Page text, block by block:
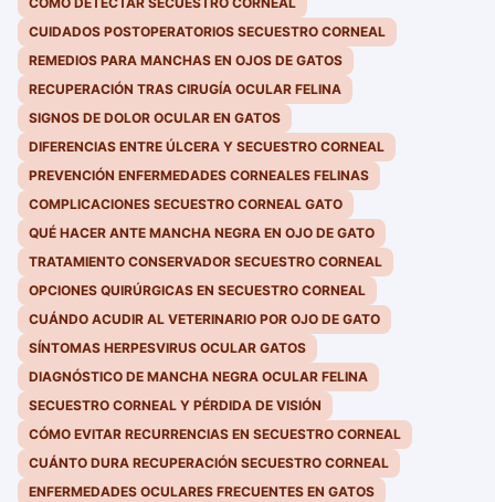
CUIDADOS POSTOPERATORIOS SECUESTRO CORNEAL
REMEDIOS PARA MANCHAS EN OJOS DE GATOS
RECUPERACIÓN TRAS CIRUGÍA OCULAR FELINA
SIGNOS DE DOLOR OCULAR EN GATOS
DIFERENCIAS ENTRE ÚLCERA Y SECUESTRO CORNEAL
PREVENCIÓN ENFERMEDADES CORNEALES FELINAS
COMPLICACIONES SECUESTRO CORNEAL GATO
QUÉ HACER ANTE MANCHA NEGRA EN OJO DE GATO
TRATAMIENTO CONSERVADOR SECUESTRO CORNEAL
OPCIONES QUIRÚRGICAS EN SECUESTRO CORNEAL
CUÁNDO ACUDIR AL VETERINARIO POR OJO DE GATO
SÍNTOMAS HERPESVIRUS OCULAR GATOS
DIAGNÓSTICO DE MANCHA NEGRA OCULAR FELINA
SECUESTRO CORNEAL Y PÉRDIDA DE VISIÓN
CÓMO EVITAR RECURRENCIAS EN SECUESTRO CORNEAL
CUÁNTO DURA RECUPERACIÓN SECUESTRO CORNEAL
ENFERMEDADES OCULARES FRECUENTES EN GATOS